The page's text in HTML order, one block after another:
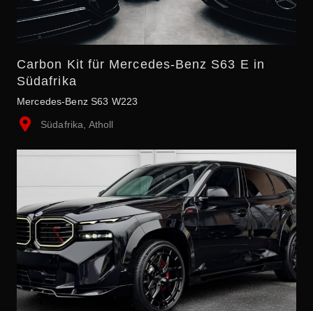
Carbon Kit für Mercedes-Benz S63 E in
Südafrika
Mercedes-Benz S63 W223
Südafrika, Atholl